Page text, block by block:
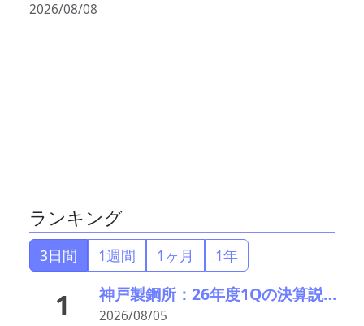
2026/08/08
ランキング
3日間 1週間 1ヶ月 1年
1 神戸製鋼所：26年度1Qの決算説明会を開催。売上高のみ上方修正だが・・・
2026/08/05